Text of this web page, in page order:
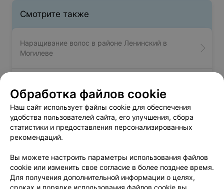
Смотрите также
Наращивание волос в районе Ленинский в
Могилеве
Могилеве
Выпрямление волос в районе Ленинский в
Могилеве
Обработка файлов cookie
Наш сайт использует файлы cookie для обеспечения
удобства пользователей сайта, его улучшения, сбора
статистики и предоставления персонализированных
рекомендаций.
Вы можете настроить параметры использования файлов
cookie или изменить свое согласие в более позднее время.
Для получения дополнительной информации о целях,
сроках и порядке использования файлов cookie вы